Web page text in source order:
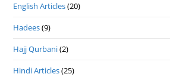
English Articles(20)
Hadees(9)
Hajj Qurbani(2)
Hindi Articles(25)